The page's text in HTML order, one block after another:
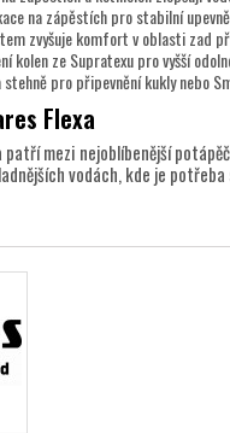
na zápěstích pro stabilní
zvyšuje komfort v oblasti zad
kolen ze Supratexu pro vyšší
stehně pro připevnění kukly nebo
Flexa
patří mezi nejoblíbenější
vodách, kde je